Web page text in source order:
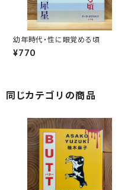
幼年時代・性に眼覚める頃
¥770
同じカテゴリの商品